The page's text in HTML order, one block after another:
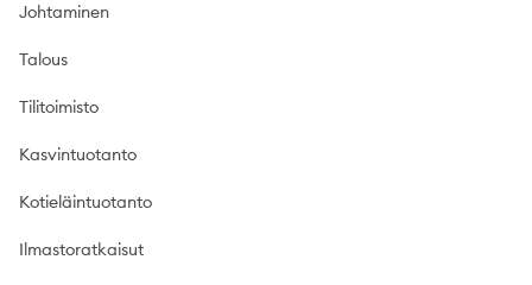
Johtaminen
Talous
Tilitoimisto
Kasvintuotanto
Kotieläintuotanto
Ilmastoratkaisut